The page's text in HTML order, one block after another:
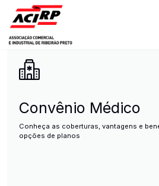
Pular para o conteúdo principal
ACIRP -
Convênio Médico
Conheça as coberturas, vantagens e
opções de planos